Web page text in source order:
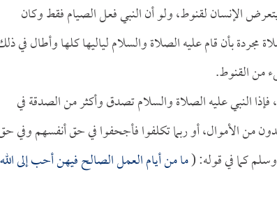
الإنسان لقنوط، ولو أن النبي فعل الصيام فقط وكان
بأن قام عليه الصلاة والسلام لياليها كلها وأطال في
من القنوط.
النبي عليه الصلاة والسلام تصدق وأكثر من الصدقة في
من الأموال، أو ربما تكلفوا فأجحفوا في حق أنفسهم وفي
كما في قوله: (ما من أيام العمل الصالح فيهن أحب إلى الله